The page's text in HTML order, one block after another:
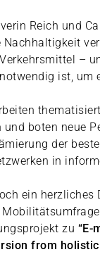
Reich und
Nachhaltigkeit
–
ist,
boten neue
der
in
ein
zu “E-
from